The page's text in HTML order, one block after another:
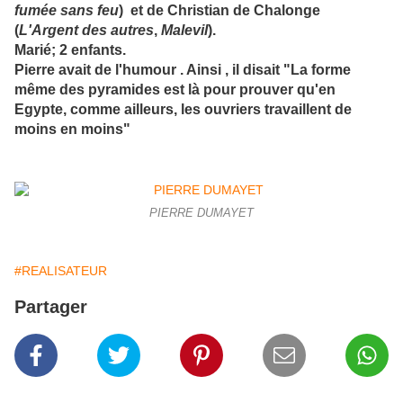
fumée sans feu) et de Christian de Chalonge
(L'Argent des autres, Malevil).
Marié; 2 enfants.
Pierre avait de l'humour . Ainsi , il disait "La forme
même des pyramides est là pour prouver qu'en
Egypte, comme ailleurs, les ouvriers travaillent de
moins en moins"
PIERRE DUMAYET
#REALISATEUR
Partager